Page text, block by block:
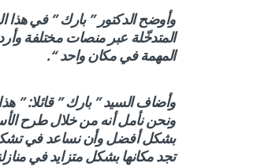
وأوضح الدكتور ” بارك ” في هذا
المتدخّلة عبر منصات مختلفة
المهمة في مكان واحد “.
وأضاف السيد ” بارك ” قائلا: ”
ونحن نأمل أنه من خلال طرح
بشكل أفضل وأن نساعد في تشكيل
تجد مكانها بشكل متزايد في